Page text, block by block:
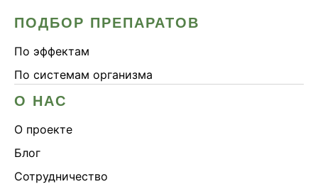
ПОДБОР ПРЕПАРАТОВ
По эффектам
По системам организма
О НАС
О проекте
Блог
Сотрудничество